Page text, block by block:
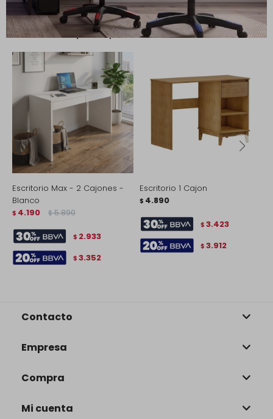
Productos que te pueden interesar
Escritorio Max - 2 Cajones -
Blanco
$ 4.190 $ 5.890
$ 2.933
$ 3.352
Escritorio 1 Cajon
$ 4.890
$ 3.423
$ 3.912
Contacto
Empresa
Compra
Mi cuenta